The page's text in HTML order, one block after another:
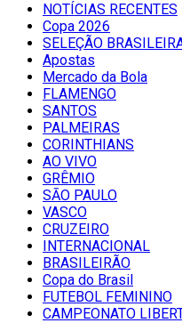
NOTÍCIAS RECENTES
Copa 2026
SELEÇÃO
Apostas
Mercado da Bola
FLAMENGO
SANTOS
PALMEIRAS
CORINTHIANS
AO VIVO
GRÊMIO
SĀO PAULO
VASCO
CRUZEIRO
INTERNACIONAL
BRASILEIRÃO
Copa do Brasil
FUTEBOL FEMININO
CAMPEONATO